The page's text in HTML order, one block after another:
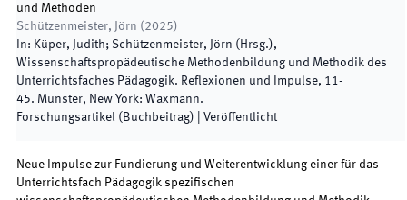
und Methoden
Schützenmeister, Jörn ( 2025)
In: Küper, Judith; Schützenmeister, Jörn ( Hrsg.),
Wissenschaftspropädeutische Methodenbildung und Methodik des
Unterrichtsfaches Pädagogik. Reflexionen und Impulse, 11-
45. Münster, New York: Waxmann.
Forschungsartikel (Buchbeitrag)
Veröffentlicht
Neue Impulse zur Fundierung und Weiterentwicklung einer für das
Unterrichtsfach Pädagogik spezifischen